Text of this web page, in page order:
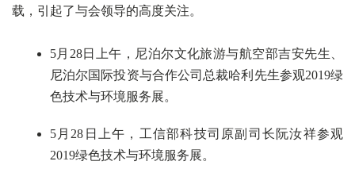
载，引起了与会领导的高度关注。
5月28日上午，尼泊尔文化旅游与航空部吉安先生、
尼泊尔国际投资与合作公司总裁哈利先生参观2019绿
色技术与环境服务展。
5月28日上午，工信部科技司原副司长阮汝祥参观
2019绿色技术与环境服务展。